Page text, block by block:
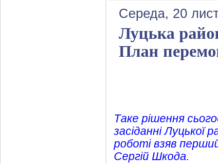
Середа, 20
Луцька
План
Таке рішення
засіданні Луцької
роботі взяв
Сергій Шкода.